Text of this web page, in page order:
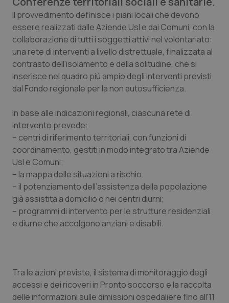
Abruzzo
Basilicata
Calabria
Emilia-Romagna
Friuli Venezia Giulia
Lazio
Liguria
Molise
QS Pro Gold
Artrite & artrosi
Asma & BPCO
Colesterolo & coronaropatie
Dermatite Atopica
Diabete & glucometri
Disturbi dell’umore
Epatiti
QS Club Newsletter
Il provvedimento definisce i piani locali che devono
essere realizzati dalle Aziende Usl e dai Comuni, con la
collaborazione di tutti i soggetti attivi nel volontariato:
una rete di interventi a livello distrettuale, finalizzata al
contrasto dell'isolamento e della solitudine, che si
inserisce nel quadro più ampio degli interventi previsti
dal Fondo regionale per la non autosufficienza.
In base alle indicazioni regionali, ciascuna rete di
intervento prevede:
– centri di riferimento territoriali, con funzioni di
coordinamento, gestiti in modo integrato tra Aziende
Usl e Comuni;
– la mappa delle situazioni a rischio;
– il potenziamento dell’assistenza della popolazione
già assistita a domicilio o nei centri diurni;
– programmi di intervento per le strutture residenziali
e diurne che accolgono anziani e disabili.
Tra le azioni previste, il sistema di monitoraggio degli
accessi e dei ricoveri in Pronto soccorso e la raccolta
delle informazioni sulle dimissioni ospedaliere fino all'11